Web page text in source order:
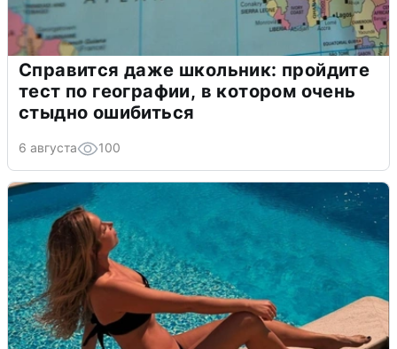
Справится даже школьник: пройдите
тест по географии, в котором очень
стыдно ошибиться
6 августа 100